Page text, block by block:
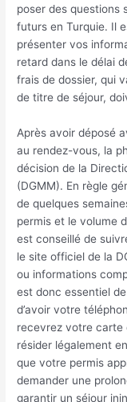
poser des questions
futurs en Turquie. Il
présenter vos
retard dans le délai
frais de dossier, qui
de titre de séjour,
Après avoir déposé
au rendez-vous, la
décision de la
(DGMM). En règle
de quelques
permis et le volume
est conseillé de
le site officiel de la
ou informations
est donc essentiel
d’avoir votre
recevrez votre carte
résider légalement
que votre permis
demander une
garantir un séjour